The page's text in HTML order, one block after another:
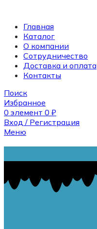
Главная
Каталог
О компании
Сотрудничество
Доставка и оплата
Контакты
Поиск
Избранное
0 элемент 0 ₽
Вход / Регистрация
Меню
0элемент 0₽